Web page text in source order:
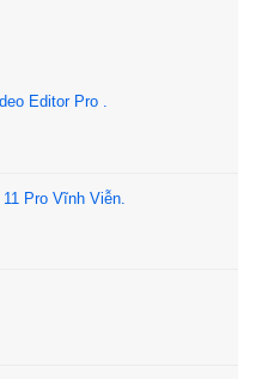
Editor Pro .
Pro Vĩnh Viễn.